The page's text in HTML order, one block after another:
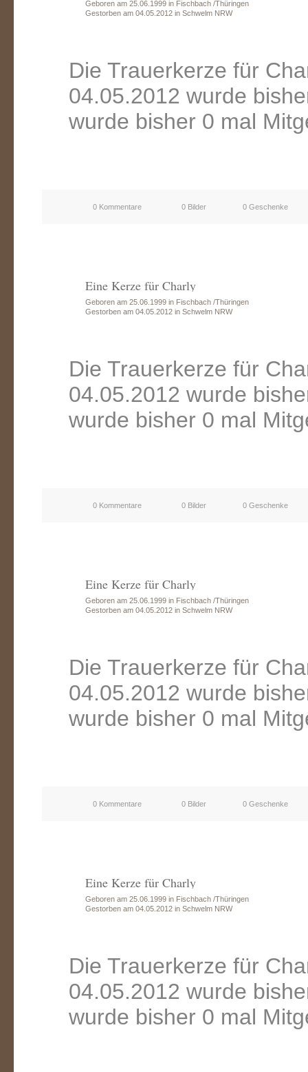
Geboren am 25.06.1999 in Fischbach /Thüringen
Gestorben am 04.05.2012 in Schwelm NRW
Die Trauerkerze für
04.05.2012 wurde
wurde bisher 0 mal
0 Kommentare 0 Bilder 0 Geschenke
Eine Kerze für Charly
Geboren am 25.06.1999 in Fischbach /Thüringen
Gestorben am 04.05.2012 in Schwelm NRW
Die Trauerkerze für
04.05.2012 wurde
wurde bisher 0 mal
0 Kommentare 0 Bilder 0 Geschenke
Eine Kerze für Charly
Geboren am 25.06.1999 in Fischbach /Thüringen
Gestorben am 04.05.2012 in Schwelm NRW
Die Trauerkerze für
04.05.2012 wurde
wurde bisher 0 mal
0 Kommentare 0 Bilder 0 Geschenke
Eine Kerze für Charly
Geboren am 25.06.1999 in Fischbach /Thüringen
Gestorben am 04.05.2012 in Schwelm NRW
Die Trauerkerze für
04.05.2012 wurde
wurde bisher 0 mal